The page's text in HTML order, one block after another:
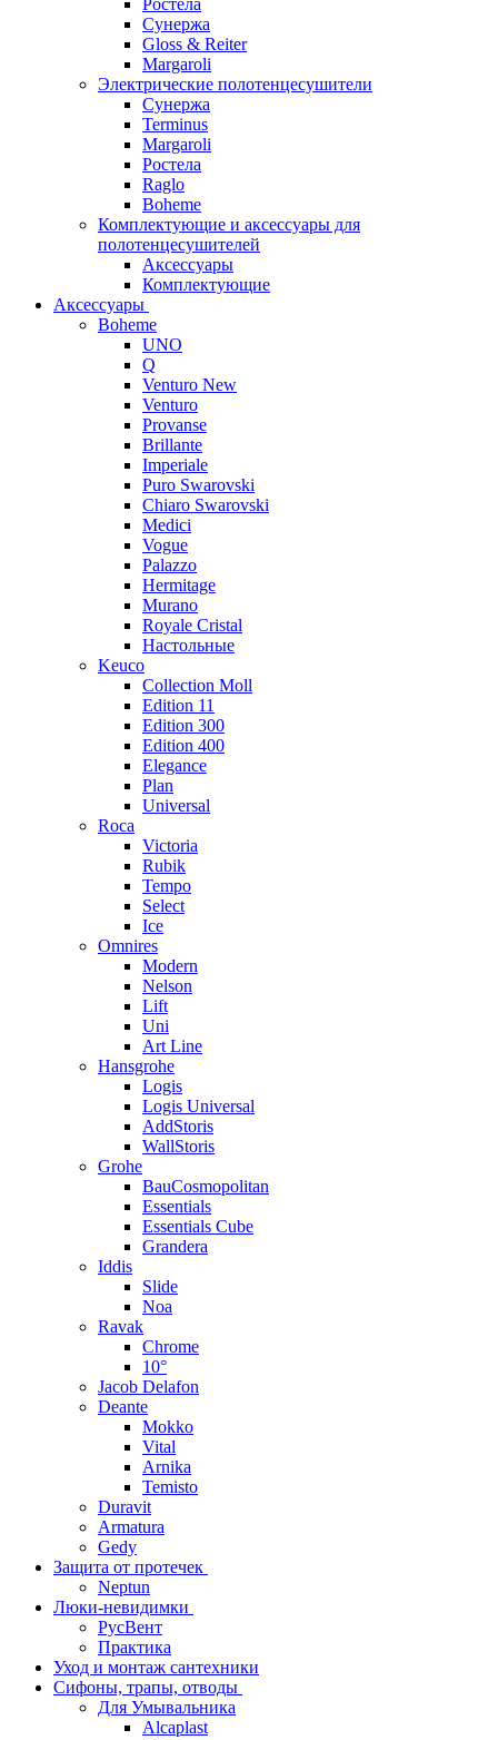
Ростела
Сунержа
Gloss & Reiter
Margaroli
Электрические полотенцесушители
Сунержа
Terminus
Margaroli
Ростела
Raglo
Boheme
Комплектующие и аксессуары для
полотенцесушителей
Аксессуары
Комплектующие
Аксессуары
Boheme
UNO
Q
Venturo New
Venturo
Provanse
Brillante
Imperiale
Puro Swarovski
Chiaro Swarovski
Medici
Vogue
Palazzo
Hermitage
Murano
Royale Cristal
Настольные
Keuco
Collection Moll
Edition 11
Edition 300
Edition 400
Elegance
Plan
Universal
Roca
Victoria
Rubik
Tempo
Select
Ice
Omnires
Modern
Nelson
Lift
Uni
Art Line
Hansgrohe
Logis
Logis Universal
AddStoris
WallStoris
Grohe
BauCosmopolitan
Essentials
Essentials Cube
Grandera
Iddis
Slide
Noa
Ravak
Chrome
10°
Jacob Delafon
Deante
Mokko
Vital
Arnika
Temisto
Duravit
Armatura
Gedy
Защита от протечек
Neptun
Люки-невидимки
РусВент
Практика
Уход и монтаж сантехники
Сифоны, трапы, отводы
Для Умывальника
Alcaplast